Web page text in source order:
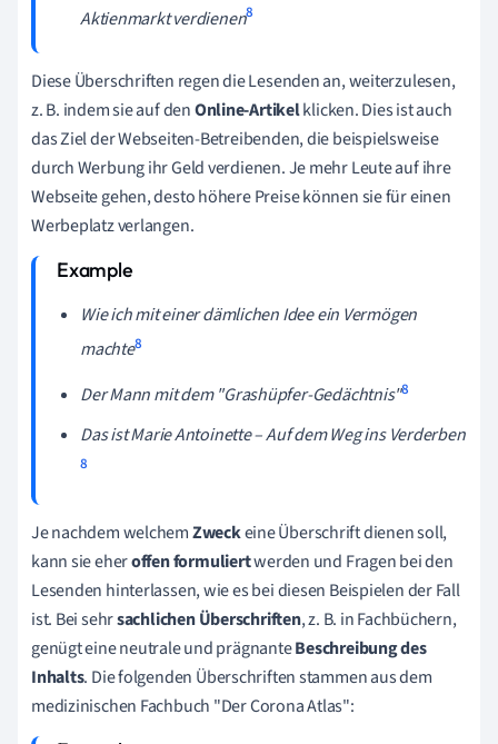
Aktienmarkt verdienen8
Diese Überschriften regen die Lesenden an, weiterzulesen,
z. B. indem sie auf denOnline-Artikelklicken. Dies ist auch
das Ziel der Webseiten-Betreibenden, die beispielsweise
durch Werbung ihr Geld verdienen. Je mehr Leute auf ihre
Webseite gehen, desto höhere Preise können sie für einen
Werbeplatz verlangen.
Wie ich mit einer dämlichen Idee ein Vermögen
machte8
Der Mann mit dem "Grashüpfer-Gedächtnis"8
Das ist Marie Antoinette – Auf dem Weg ins Verderben
8
Je nachdem welchemZweckeine Überschrift dienen soll,
kann sie eheroffen formuliertwerden und Fragen bei den
Lesenden hinterlassen, wie es bei diesen Beispielen der Fall
ist. Bei sehrsachlichen Überschriften, z. B. in Fachbüchern,
genügt eine neutrale und prägnanteBeschreibung des
Inhalts. Die folgenden Überschriften stammen aus dem
medizinischen Fachbuch "Der Corona Atlas":